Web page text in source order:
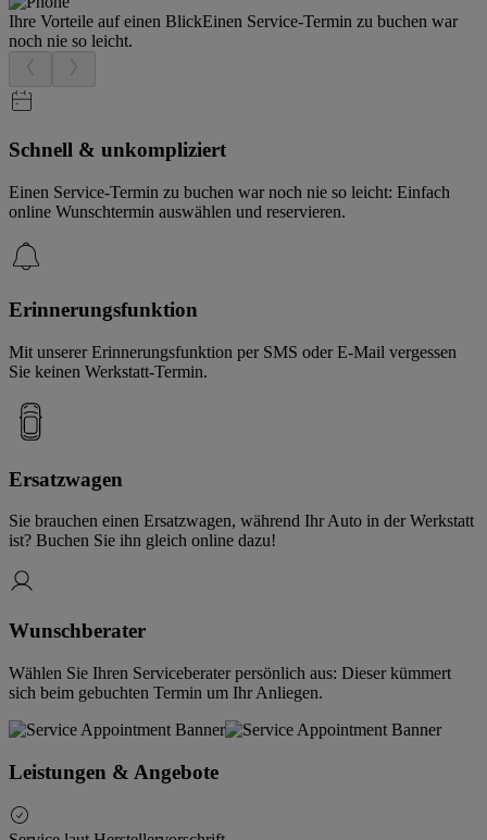
Ihre Vorteile auf einen BlickEinen Service-Termin zu buchen war
noch nie so leicht.
Schnell & unkompliziert
Einen Service-Termin zu buchen war noch nie so leicht: Einfach
online Wunschtermin auswählen und reservieren.
Erinnerungsfunktion
Mit unserer Erinnerungsfunktion per SMS oder E-Mail vergessen
Sie keinen Werkstatt-Termin.
Ersatzwagen
Sie brauchen einen Ersatzwagen, während Ihr Auto in der Werkstatt
ist? Buchen Sie ihn gleich online dazu!
Wunschberater
Wählen Sie Ihren Serviceberater persönlich aus: Dieser kümmert
sich beim gebuchten Termin um Ihr Anliegen.
Leistungen & Angebote